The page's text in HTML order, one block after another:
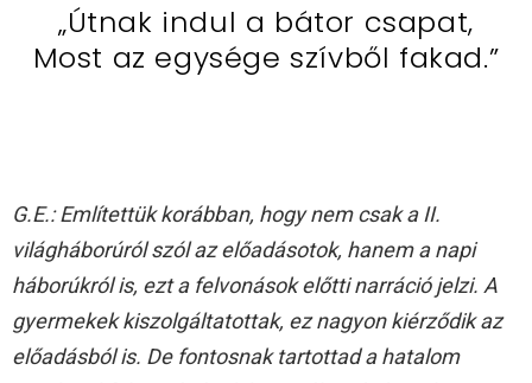
„Útnak indul a bátor csapat,
Most az egysége szívből fakad.”
G.E.: Említettük korábban, hogy nem csak a II.
világháborúról szól az előadásotok, hanem a napi
háborúkról is, ezt a felvonások előtti narráció jelzi. A
gyermekek kiszolgáltatottak, ez nagyon kiérződik az
előadásból is. De fontosnak tartottad a hatalom